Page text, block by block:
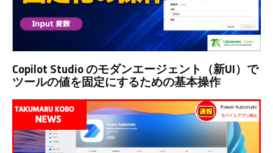
Copilot Studio のモダンエージェント（新UI）で
ツールの値を固定にするための基本操作